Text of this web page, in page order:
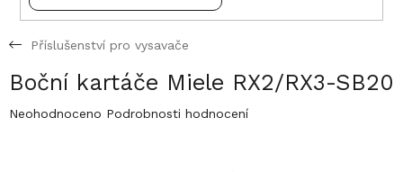
Příslušenství pro vysavače
Boční kartáče Miele RX2/RX3-SB20
Průměrné
Neohodnoceno Podrobnosti hodnocení